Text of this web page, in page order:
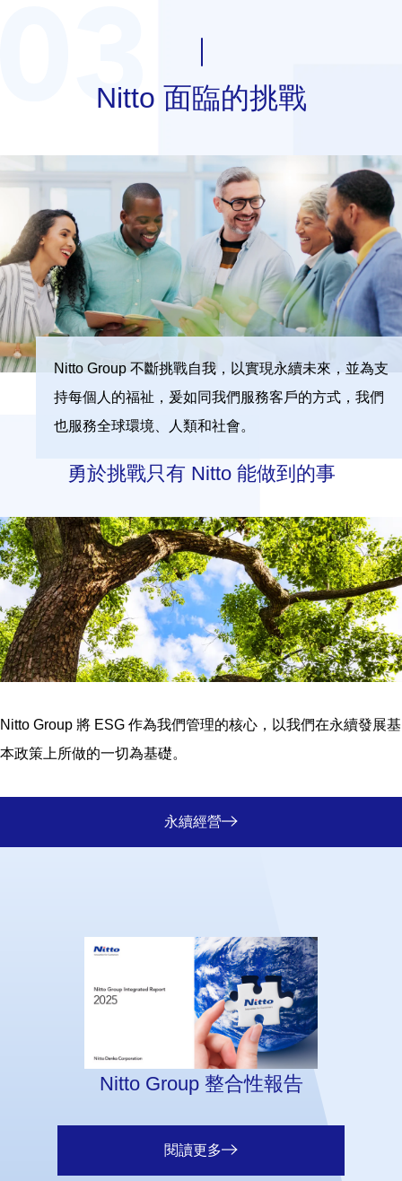
Nitto 面臨的挑戰
Nitto Group 不斷挑戰自我，以實現永續未來，並為支
持每個人的福祉，爰如同我們服務客戶的方式，我們
也服務全球環境、人類和社會。
勇於挑戰只有 Nitto 能做到的事
Nitto Group 將 ESG 作為我們管理的核心，以我們在永續發展基
本政策上所做的一切為基礎。
永續經營
Nitto Group 整合性報告
閱讀更多